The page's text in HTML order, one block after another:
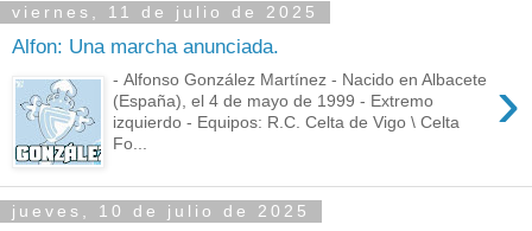
viernes, 11 de julio de 2025
Alfon: Una marcha anunciada.
›
- Alfonso González Martínez - Nacido en Albacete
(España), el 4 de mayo de 1999 - Extremo
izquierdo - Equipos: R.C. Celta de Vigo \ Celta
Fo...
jueves, 10 de julio de 2025